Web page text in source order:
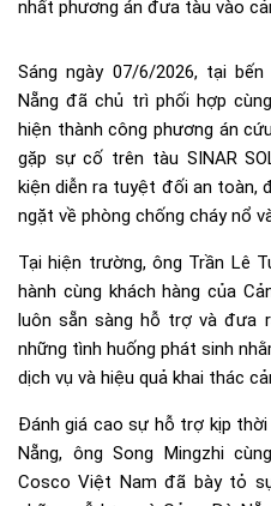
nhất phương án đưa tàu vào
Sáng ngày 07/6/2026, tại
Nẵng đã chủ trì phối hợp
hiện thành công phương án
gặp sự cố trên tàu SINAR
kiện diễn ra tuyệt đối an toàn,
ngặt về phòng chống cháy nổ
Tại hiện trường, ông Trần Lê
hành cùng khách hàng của
luôn sẵn sàng hỗ trợ và đưa
những tình huống phát sinh
dịch vụ và hiệu quả khai thác
Đánh giá cao sự hỗ trợ kịp
Nẵng, ông Song Mingzhi
Cosco Việt Nam đã bày tỏ